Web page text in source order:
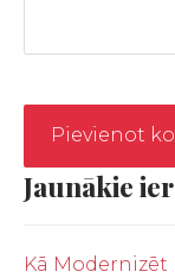
Jaunākie
Kā Modernizēt